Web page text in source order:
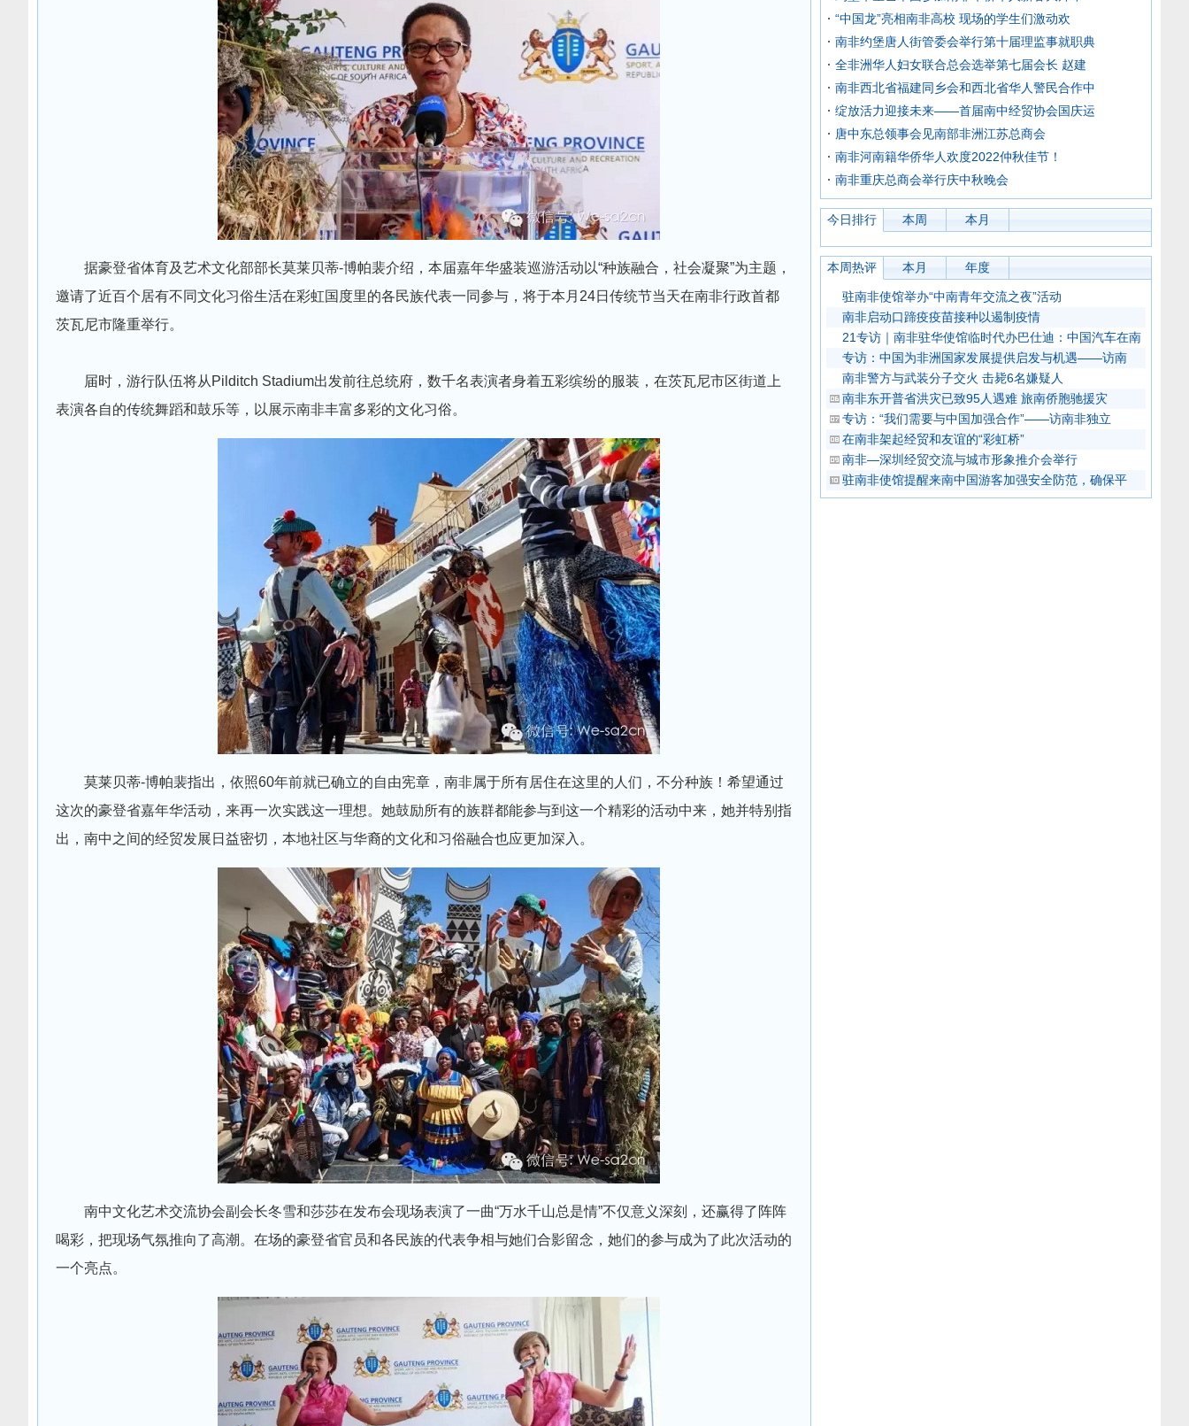
据豪登省体育及艺术文化部部长莫莱贝蒂-博帕裴介绍，本届嘉年华盛装巡游活动以“种族融合，社会凝聚”为主题，
邀请了近百个居有不同文化习俗生活在彩虹国度里的各民族代表一同参与，将于本月24日传统节当天在南非行政首都
茨瓦尼市隆重举行。
届时，游行队伍将从Pilditch Stadium出发前往总统府，数千名表演者身着五彩缤纷的服装，在茨瓦尼市区街道上
表演各自的传统舞蹈和鼓乐等，以展示南非丰富多彩的文化习俗。
莫莱贝蒂-博帕裴指出，依照60年前就已确立的自由宪章，南非属于所有居住在这里的人们，不分种族！希望通过
这次的豪登省嘉年华活动，来再一次实践这一理想。她鼓励所有的族群都能参与到这一个精彩的活动中来，她并特别指
出，南中之间的经贸发展日益密切，本地社区与华裔的文化和习俗融合也应更加深入。
南中文化艺术交流协会副会长冬雪和莎莎在发布会现场表演了一曲“万水千山总是情”不仅意义深刻，还赢得了阵阵
喝彩，把现场气氛推向了高潮。在场的豪登省官员和各民族的代表争相与她们合影留念，她们的参与成为了此次活动的
一个亮点。
“中国龙”亮相南非高校 现场的学生们激动欢
南非约堡唐人街管委会举行第十届理监事就职典
全非洲华人妇女联合总会选举第七届会长 赵建
南非西北省福建同乡会和西北省华人警民合作中
绽放活力迎接未来——首届南中经贸协会国庆运
唐中东总领事会见南部非洲江苏总商会
南非河南籍华侨华人欢度2022仲秋佳节！
南非重庆总商会举行庆中秋晚会
今日排行 本周 本月
本周热评 本月 年度
驻南非使馆举办“中南青年交流之夜”活动
南非启动口蹄疫疫苗接种以遏制疫情
21专访｜南非驻华使馆临时代办巴仕迪：中国汽车在南
专访：中国为非洲国家发展提供启发与机遇——访南
南非警方与武装分子交火 击毙6名嫌疑人
南非东开普省洪灾已致95人遇难 旅南侨胞驰援灾
专访：“我们需要与中国加强合作”——访南非独立
在南非架起经贸和友谊的“彩虹桥”
南非—深圳经贸交流与城市形象推介会举行
驻南非使馆提醒来南中国游客加强安全防范，确保平